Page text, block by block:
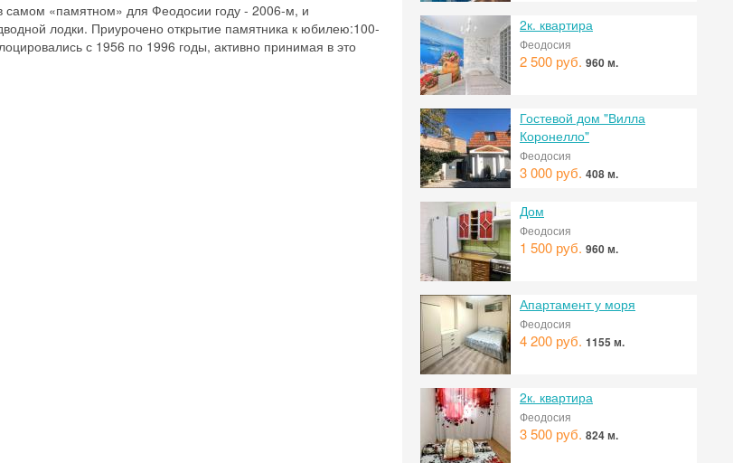
самом «памятном» для Феодосии году - 2006-м, и
лодки. Приурочено открытие памятника к юбилею:100-
с 1956 по 1996 годы, активно принимая в это
2к. квартира
Феодосия
2 500 руб. 960 м.
Гостевой дом "Вилла
Коронелло"
Феодосия
3 000 руб. 408 м.
Дом
Феодосия
1 500 руб. 960 м.
Апартамент у моря
Феодосия
4 200 руб. 1155 м.
2к. квартира
Феодосия
3 500 руб. 824 м.